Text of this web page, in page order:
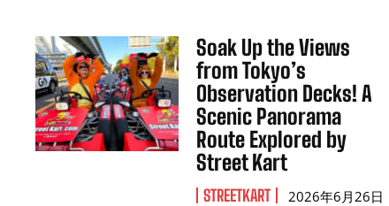
Soak Up the Views
from Tokyo’s
Observation Decks! A
Scenic Panorama
Route Explored by
Street Kart
STREETKART 2026年6月26日